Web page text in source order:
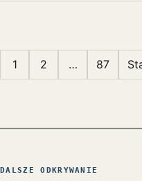
Stronicowanie
1 2 … 87
DALSZE ODKRYWANIE